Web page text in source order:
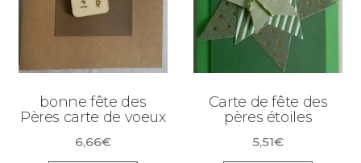
bonne fête des
Pères carte de voeux
6,66€
Carte de fête des
pères étoiles
5,51€